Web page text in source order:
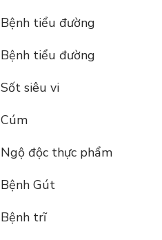
Bệnh tiểu đường
Bệnh tiểu đường
Sốt siêu vi
Cúm
Ngộ độc thực phẩm
Bệnh Gút
Bệnh trĩ